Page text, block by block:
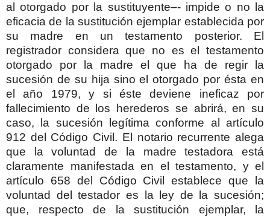
al otorgado por la sustituyente–- impide o no la
eficacia de la sustitución ejemplar establecida por
su madre en un testamento posterior. El
registrador considera que no es el testamento
otorgado por la madre el que ha de regir la
sucesión de su hija sino el otorgado por ésta en
el año 1979, y si éste deviene ineficaz por
fallecimiento de los herederos se abrirá, en su
caso, la sucesión legítima conforme al artículo
912 del Código Civil. El notario recurrente alega
que la voluntad de la madre testadora está
claramente manifestada en el testamento, y el
artículo 658 del Código Civil establece que la
voluntad del testador es la ley de la sucesión;
que, respecto de la sustitución ejemplar, la